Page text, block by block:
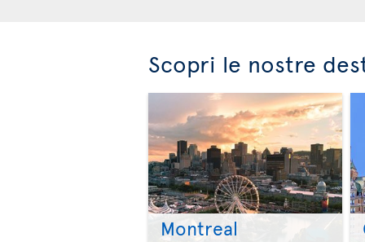
Scopri le nostre
Montreal